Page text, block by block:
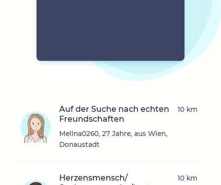
Auf der Suche nach echten
Freundschaften
Melina0260, 27 Jahre, aus Wien,
Donaustadt
10 km
Herzensmensch/
10 km